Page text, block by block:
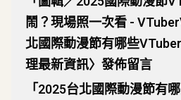
鬧？現場照一次看 -
北國際動漫節有哪些
理最新資訊〉發佈留言
「2025台北國際動漫節有